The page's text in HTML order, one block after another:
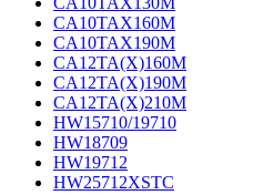
CA10TAX160M
CA10TAX190M
CA12TA(X)160M
CA12TA(X)190M
CA12TA(X)210M
HW15710/19710
HW18709
HW19712
HW25712XSTC